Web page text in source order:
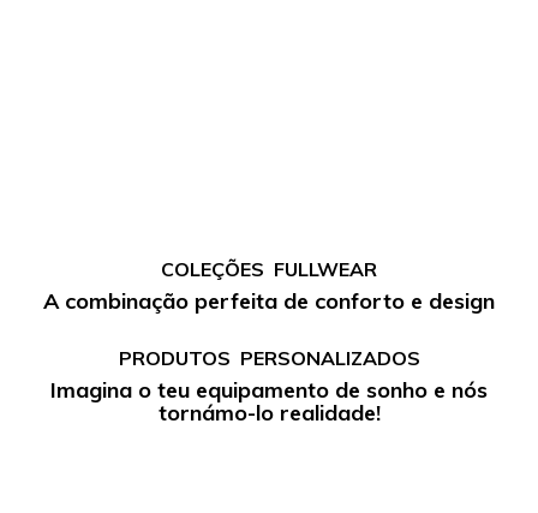
COLEÇÕES FULLWEAR
A combinação perfeita de conforto e design
PRODUTOS PERSONALIZADOS
Imagina o teu equipamento de sonho e nós
tornámo-lo realidade!